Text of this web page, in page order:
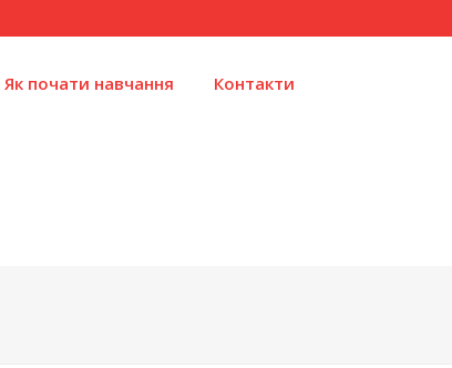
Як почати навчання Контакти